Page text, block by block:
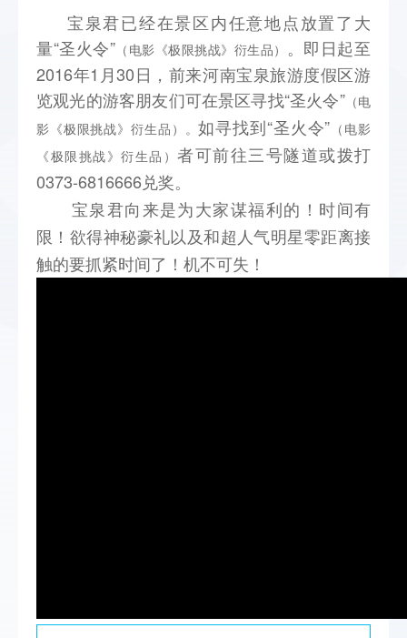
宝泉君已经在景区内任意地点放置了大
量“圣火令”（电影《极限挑战》衍生品） 。 即日起至
2016年1月30日，前来河南宝泉旅游度假区游
览观光的游客朋友们可在景区寻找“圣火令”（电
影《极限挑战》衍生品）。如寻找到“圣火令” （电影
《极限挑战》衍生品） 者可前往三号隧道或拨打
0373-6816666兑奖。
宝泉君向来是为大家谋福利的！时间有
限！欲得神秘豪礼以及和超人气明星零距离接
触的要抓紧时间了！机不可失！